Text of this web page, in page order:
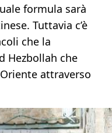
formula sarà
Tuttavia c’è
che la
Hezbollah che
attraverso